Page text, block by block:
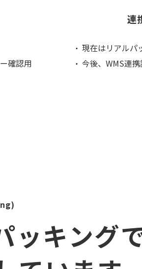
確認用
連
現在はリアルパ
今後、WMS連
ッキング